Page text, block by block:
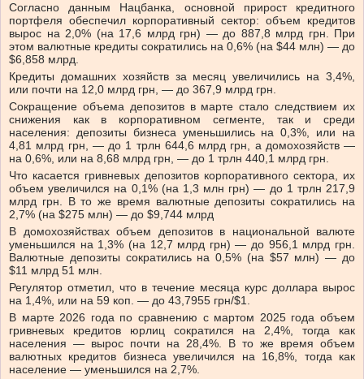
Согласно данным Нацбанка, основной прирост кредитного
портфеля обеспечил корпоративный сектор: объем кредитов
вырос на 2,0% (на 17,6 млрд грн) — до 887,8 млрд грн. При
этом валютные кредиты сократились на 0,6% (на $44 млн) — до
$6,858 млрд.
Кредиты домашних хозяйств за месяц увеличились на 3,4%,
или почти на 12,0 млрд грн, — до 367,9 млрд грн.
Сокращение объема депозитов в марте стало следствием их
снижения как в корпоративном сегменте, так и среди
населения: депозиты бизнеса уменьшились на 0,3%, или на
4,81 млрд грн, — до 1 трлн 644,6 млрд грн, а домохозяйств —
на 0,6%, или на 8,68 млрд грн, — до 1 трлн 440,1 млрд грн.
Что касается гривневых депозитов корпоративного сектора, их
объем увеличился на 0,1% (на 1,3 млн грн) — до 1 трлн 217,9
млрд грн. В то же время валютные депозиты сократились на
2,7% (на $275 млн) — до $9,744 млрд
В домохозяйствах объем депозитов в национальной валюте
уменьшился на 1,3% (на 12,7 млрд грн) — до 956,1 млрд грн.
Валютные депозиты сократились на 0,5% (на $57 млн) — до
$11 млрд 51 млн.
Регулятор отметил, что в течение месяца курс доллара вырос
на 1,4%, или на 59 коп. — до 43,7955 грн/$1.
В марте 2026 года по сравнению с мартом 2025 года объем
гривневых кредитов юрлиц сократился на 2,4%, тогда как
населения — вырос почти на 28,4%. В то же время объем
валютных кредитов бизнеса увеличился на 16,8%, тогда как
население — уменьшился на 2,7%.